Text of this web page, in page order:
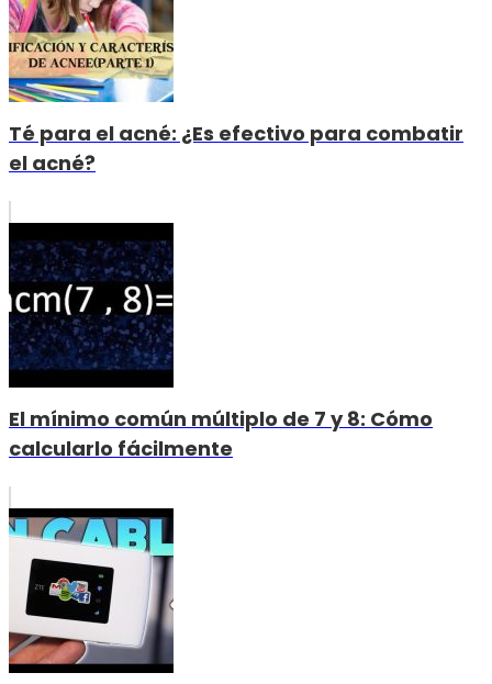
Té para el acné: ¿Es efectivo para combatir
el acné?
El mínimo común múltiplo de 7 y 8: Cómo
calcularlo fácilmente